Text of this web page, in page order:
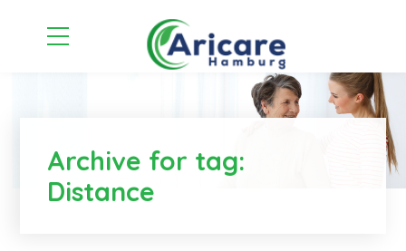
Archive for tag:
Distance